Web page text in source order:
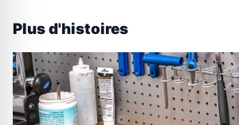
Plus d'histoires